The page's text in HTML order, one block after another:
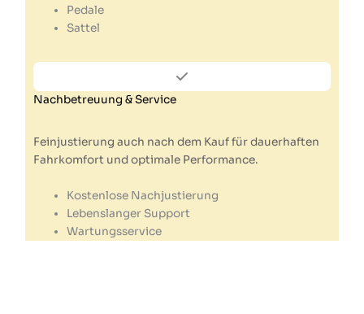
Pedale
Sattel
Nachbetreuung & Service
Feinjustierung auch nach dem Kauf für dauerhaften
Fahrkomfort und optimale Performance.
Kostenlose Nachjustierung
Lebenslanger Support
Wartungsservice